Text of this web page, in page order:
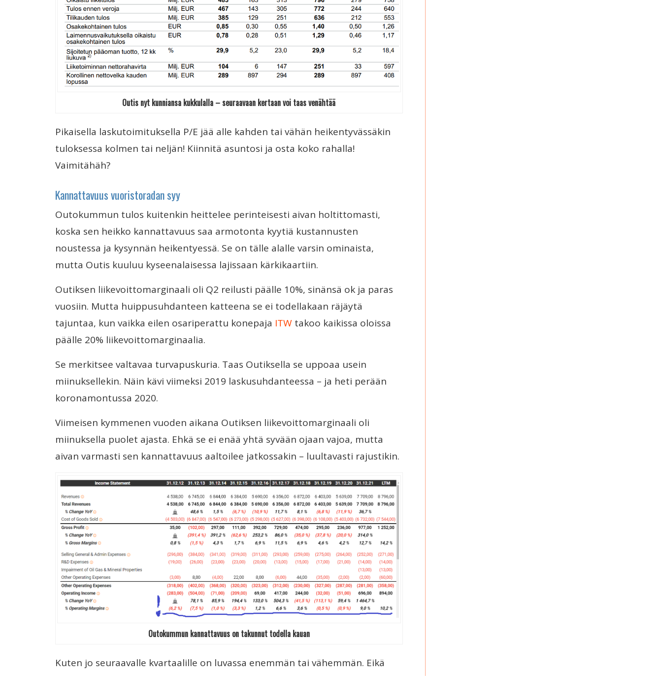
Outis nyt kunniansa kukkulalla – seuraavaan kertaan voi taas venähtää
Pikaisella laskutoimituksella P/E jää alle kahden tai vähän heikentyvässäkin
tuloksessa kolmen tai neljän! Kiinnitä asuntosi ja osta koko rahalla!
Vaimitähäh?
Kannattavuus vuoristoradan syy
Outokummun tulos kuitenkin heittelee perinteisesti aivan holtittomasti,
koska sen heikko kannattavuus saa armotonta kyytiä kustannusten
noustessa ja kysynnän heikentyessä. Se on tälle alalle varsin ominaista,
mutta Outis kuuluu kyseenalaisessa lajissaan kärkikaartiin.
Outiksen liikevoittomarginaali oli Q2 reilusti päälle 10%, sinänsä ok ja paras
vuosiin. Mutta huippusuhdanteen katteena se ei todellakaan räjäytä
tajuntaa, kun vaikka eilen osariperattu konepaja ITW takoo kaikissa oloissa
päälle 20% liikevoittomarginaalia.
Se merkitsee valtavaa turvapuskuria. Taas Outiksella se uppoaa usein
miinuksellekin. Näin kävi viimeksi 2019 laskusuhdanteessa – ja heti perään
koronamontussa 2020.
Viimeisen kymmenen vuoden aikana Outiksen liikevoittomarginaali oli
miinuksella puolet ajasta. Ehkä se ei enää yhtä syvään ojaan vajoa, mutta
aivan varmasti sen kannattavuus aaltoilee jatkossakin – luultavasti rajustikin.
Outokummun kannattavuus on takunnut todella kauan
Kuten jo seuraavalle kvartaalille on luvassa enemmän tai vähemmän. Eikä